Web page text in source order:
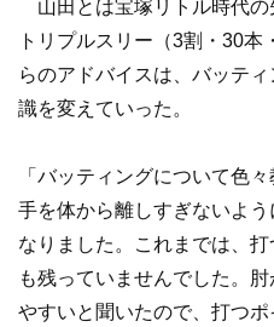
山田とは宝塚リトル時代の
トリプルスリー（3割・30
らのアドバイスは、バッテ
識を変えていった。
「バッティングについて色
手を体から離しすぎないよ
なりました。これまでは、
も残っていませんでした。
やすいと聞いたので、打つ